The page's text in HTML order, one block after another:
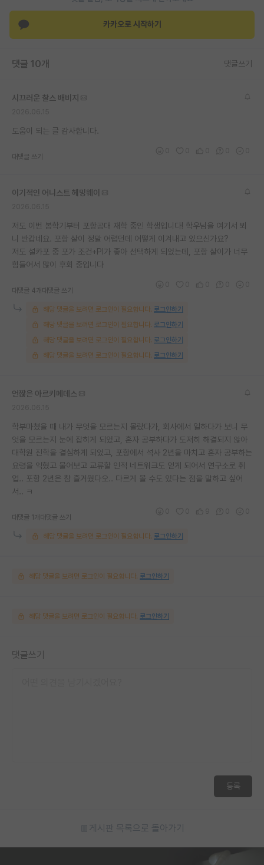
카카오로 시작하기
댓글 10개 댓글쓰기
시끄러운 찰스 배비지
도움이 되는 글 감사합니다.
대댓글 쓰기
이기적인 어니스트 헤밍웨이
저도 이번 봄학기부터 포항공대 재학 중인 학생입니다! 학우님을 여기서 뵈
니 반갑네요. 포항 살이 정말 어렵던데 어떻게 이겨내고 있으신가요?
저도 설카포 중 포가 조건+PI가 좋아 선택하게 되었는데, 포항 살이가 너무
힘들어서 많이 후회 중입니다
대댓글 4개 대댓글 쓰기
해당 댓글을 보려면 로그인이 필요합니다. 로그인하기
해당 댓글을 보려면 로그인이 필요합니다. 로그인하기
해당 댓글을 보려면 로그인이 필요합니다. 로그인하기
해당 댓글을 보려면 로그인이 필요합니다. 로그인하기
언짢은 아르키메데스
학부마쳤을 때 내가 무엇을 모르는지 몰랐다가, 회사에서 일하다가 보니 무
엇을 모르는지 눈에 잡히게 되었고, 혼자 공부하다가 도저히 해결되지 않아
대학원 진학을 결심하게 되었고, 포항에서 석사 2년을 마치고 혼자 공부하는
요령을 익혔고 물어보고 교류할 인적 네트워크도 얻게 되어서 연구소로 취
업.. 포항 2년은 참 즐거웠다오.. 다르게 볼 수도 있다는 점을 말하고 싶어
서.. ㅋ
대댓글 1개 대댓글 쓰기
해당 댓글을 보려면 로그인이 필요합니다. 로그인하기
해당 댓글을 보려면 로그인이 필요합니다. 로그인하기
해당 댓글을 보려면 로그인이 필요합니다. 로그인하기
댓글쓰기
등록
게시판 목록으로 돌아가기